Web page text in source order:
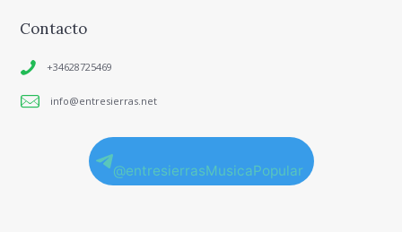
Contacto
+34628725469
info@entresierras.net
@entresierrasMusicaPopular